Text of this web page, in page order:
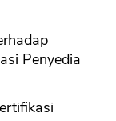
Penyedia